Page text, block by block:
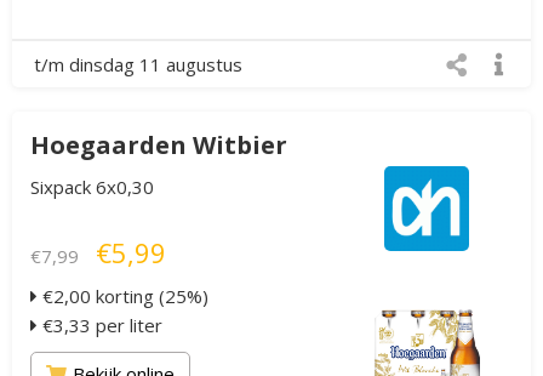
t/m dinsdag 11 augustus
Hoegaarden Witbier
Sixpack 6x0,30
€7,99 €5,99
€2,00 korting (25%)
€3,33 per liter